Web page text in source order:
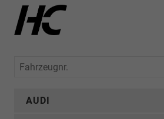
Fahrzeugnr.
AUDI